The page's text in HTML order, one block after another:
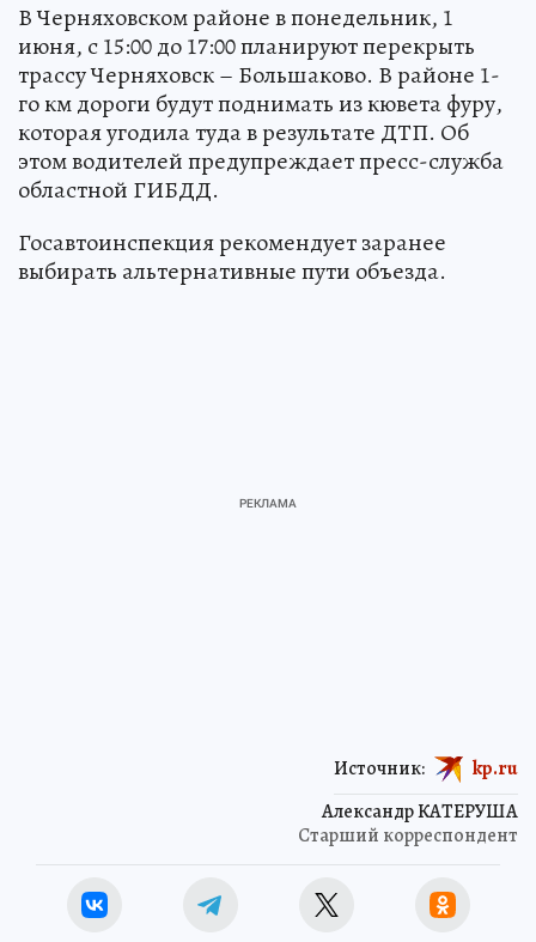
В Черняховском районе в понедельник, 1
июня, с 15:00 до 17:00 планируют перекрыть
трассу Черняховск – Большаково. В районе 1-
го км дороги будут поднимать из кювета фуру,
которая угодила туда в результате ДТП. Об
этом водителей предупреждает пресс-служба
областной ГИБДД.
Госавтоинспекция рекомендует заранее
выбирать альтернативные пути объезда.
Александр КАТЕРУША
Старший корреспондент
Источник: kp.ru